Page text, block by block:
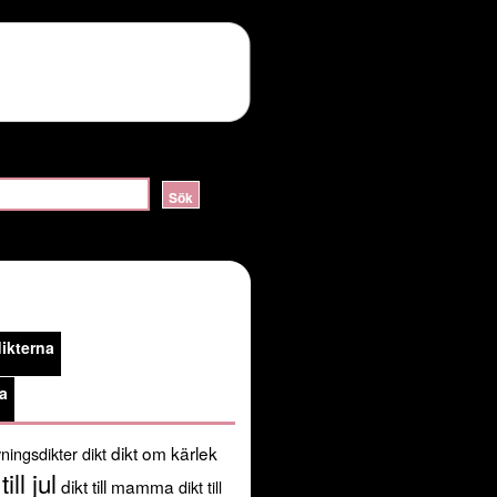
alert handshake failure in
share/pear:/usr/share/php') in
diktdikt om kärlek
jul dikt till mamma dikt till